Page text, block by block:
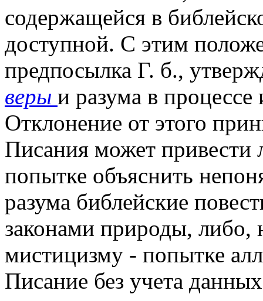
содержащейся в
доступной. С этим
предпосылка Г. б.,
веры и разума в
Отклонение от этого
Писания может привести
попытке объяснить
разума библейские
законами природы, либо,
мистицизму - попытке
Писание без учета